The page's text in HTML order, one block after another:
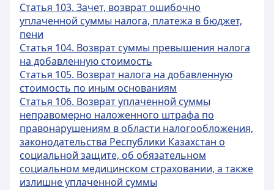
Статья 103. Зачет, возврат ошибочно
уплаченной суммы налога, платежа в бюджет,
пени
Статья 104. Возврат суммы превышения налога
на добавленную стоимость
Статья 105. Возврат налога на добавленную
стоимость по иным основаниям
Статья 106. Возврат уплаченной суммы
неправомерно наложенного штрафа по
правонарушениям в области налогообложения,
законодательства Республики Казахстан о
социальной защите, об обязательном
социальном медицинском страховании, а также
излишне уплаченной суммы